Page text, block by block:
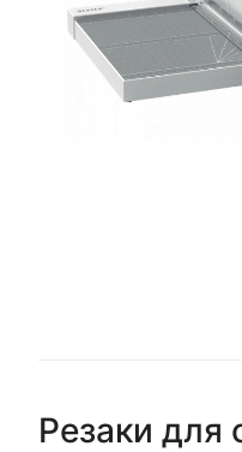
Резаки для